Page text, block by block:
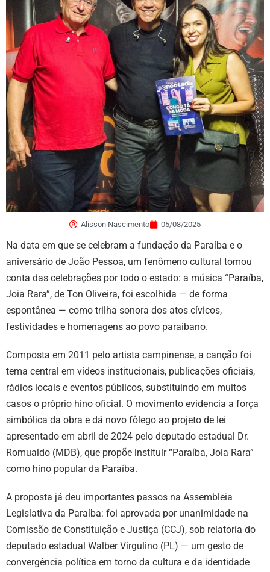
Alisson Nascimento 05/08/2025
Na data em que se celebram a fundação da Paraíba e o
aniversário de João Pessoa, um fenômeno cultural tomou
conta das celebrações por todo o estado: a música “Paraíba,
Joia Rara”, de Ton Oliveira, foi escolhida — de forma
espontânea — como trilha sonora dos atos cívicos,
festividades e homenagens ao povo paraibano.
Composta em 2011 pelo artista campinense, a canção foi
tema central em vídeos institucionais, publicações oficiais,
rádios locais e eventos públicos, substituindo em muitos
casos o próprio hino oficial. O movimento evidencia a força
simbólica da obra e dá novo fôlego ao projeto de lei
apresentado em abril de 2024 pelo deputado estadual Dr.
Romualdo (MDB), que propõe instituir “Paraíba, Joia Rara”
como hino popular da Paraíba.
A proposta já deu importantes passos na Assembleia
Legislativa da Paraíba: foi aprovada por unanimidade na
Comissão de Constituição e Justiça (CCJ), sob relatoria do
deputado estadual Walber Virgulino (PL) — um gesto de
convergência política em torno da cultura e da identidade